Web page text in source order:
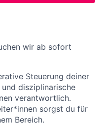
wir ab sofort
Steuerung deiner
disziplinarische
verantwortlich.
sorgst du für
Bereich.